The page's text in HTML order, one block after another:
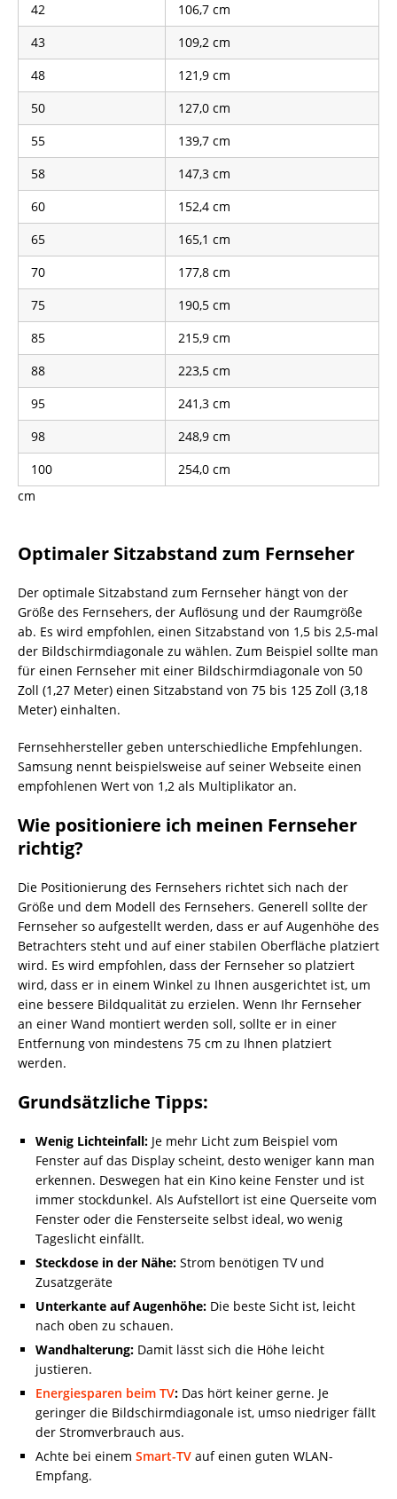
42
106,7 cm
43
109,2 cm
48
121,9 cm
50
127,0 cm
55
139,7 cm
58
147,3 cm
60
152,4 cm
65
165,1 cm
70
177,8 cm
75
190,5 cm
85
215,9 cm
88
223,5 cm
95
241,3 cm
98
248,9 cm
100
254,0 cm
cm​
Optimaler Sitzabstand zum Fernseher
Der optimale Sitzabstand zum Fernseher hängt von der
Größe des Fernsehers, der Auflösung und der Raumgröße
ab. Es wird empfohlen, einen Sitzabstand von 1,5 bis 2,5-mal
der Bildschirmdiagonale zu wählen. Zum Beispiel sollte man
für einen Fernseher mit einer Bildschirmdiagonale von 50
Zoll (1,27 Meter) einen Sitzabstand von 75 bis 125 Zoll (3,18
Meter) einhalten.
Fernsehhersteller geben unterschiedliche Empfehlungen.
Samsung nennt beispielsweise auf seiner Webseite einen
empfohlenen Wert von 1,2 als Multiplikator an.
Wie positioniere ich meinen Fernseher
richtig?
Die Positionierung des Fernsehers richtet sich nach der
Größe und dem Modell des Fernsehers. Generell sollte der
Fernseher so aufgestellt werden, dass er auf Augenhöhe des
Betrachters steht und auf einer stabilen Oberfläche platziert
wird. Es wird empfohlen, dass der Fernseher so platziert
wird, dass er in einem Winkel zu Ihnen ausgerichtet ist, um
eine bessere Bildqualität zu erzielen. Wenn Ihr Fernseher
an einer Wand montiert werden soll, sollte er in einer
Entfernung von mindestens 75 cm zu Ihnen platziert
werden.
Grundsätzliche Tipps:
Wenig Lichteinfall: Je mehr Licht zum Beispiel vom
Fenster auf das Display scheint, desto weniger kann man
erkennen. Deswegen hat ein Kino keine Fenster und ist
immer stockdunkel. Als Aufstellort ist eine Querseite vom
Fenster oder die Fensterseite selbst ideal, wo wenig
Tageslicht einfällt.
Steckdose in der Nähe: Strom benötigen TV und
Zusatzgeräte
Unterkante auf Augenhöhe: Die beste Sicht ist, leicht
nach oben zu schauen.
Wandhalterung: Damit lässt sich die Höhe leicht
justieren.
Energiesparen beim TV: Das hört keiner gerne. Je
geringer die Bildschirmdiagonale ist, umso niedriger fällt
der Stromverbrauch aus.
Achte bei einem Smart-TV auf einen guten WLAN-
Empfang.